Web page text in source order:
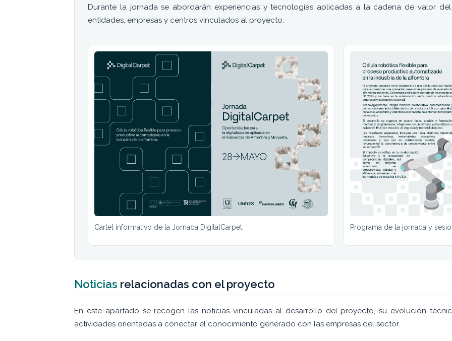
Durante la jornada se abordarán experiencias y tecnologías aplicadas a la cadena de valor
entidades, empresas y centros vinculados al proyecto.
Cartel informativo de la Jornada DigitalCarpet. Programa de la jornada y
Noticias relacionadas con el proyecto
En este apartado se recogen las noticias vinculadas al desarrollo del proyecto, su evolución
actividades orientadas a conectar el conocimiento generado con las empresas del sector.